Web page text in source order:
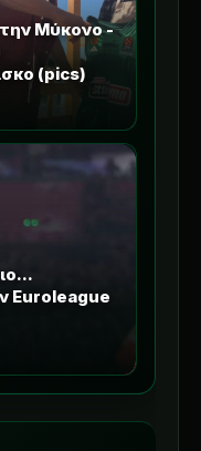
Μύκονο -
(pics)
Euroleague